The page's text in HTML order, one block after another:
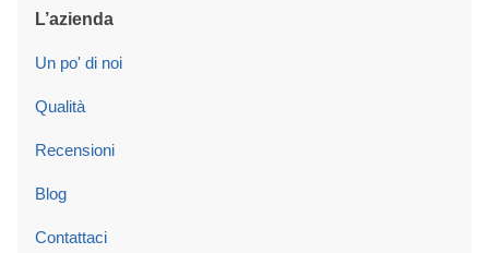
L’azienda
Un po' di noi
Qualità
Recensioni
Blog
Contattaci